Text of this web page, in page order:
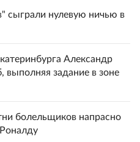
сыграли нулевую ничью в
Александр
выполняя задание в зоне
болельщиков напрасно